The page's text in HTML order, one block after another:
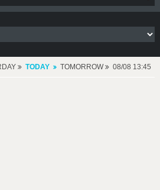
TODAY TOMORROW 08/08 13:45